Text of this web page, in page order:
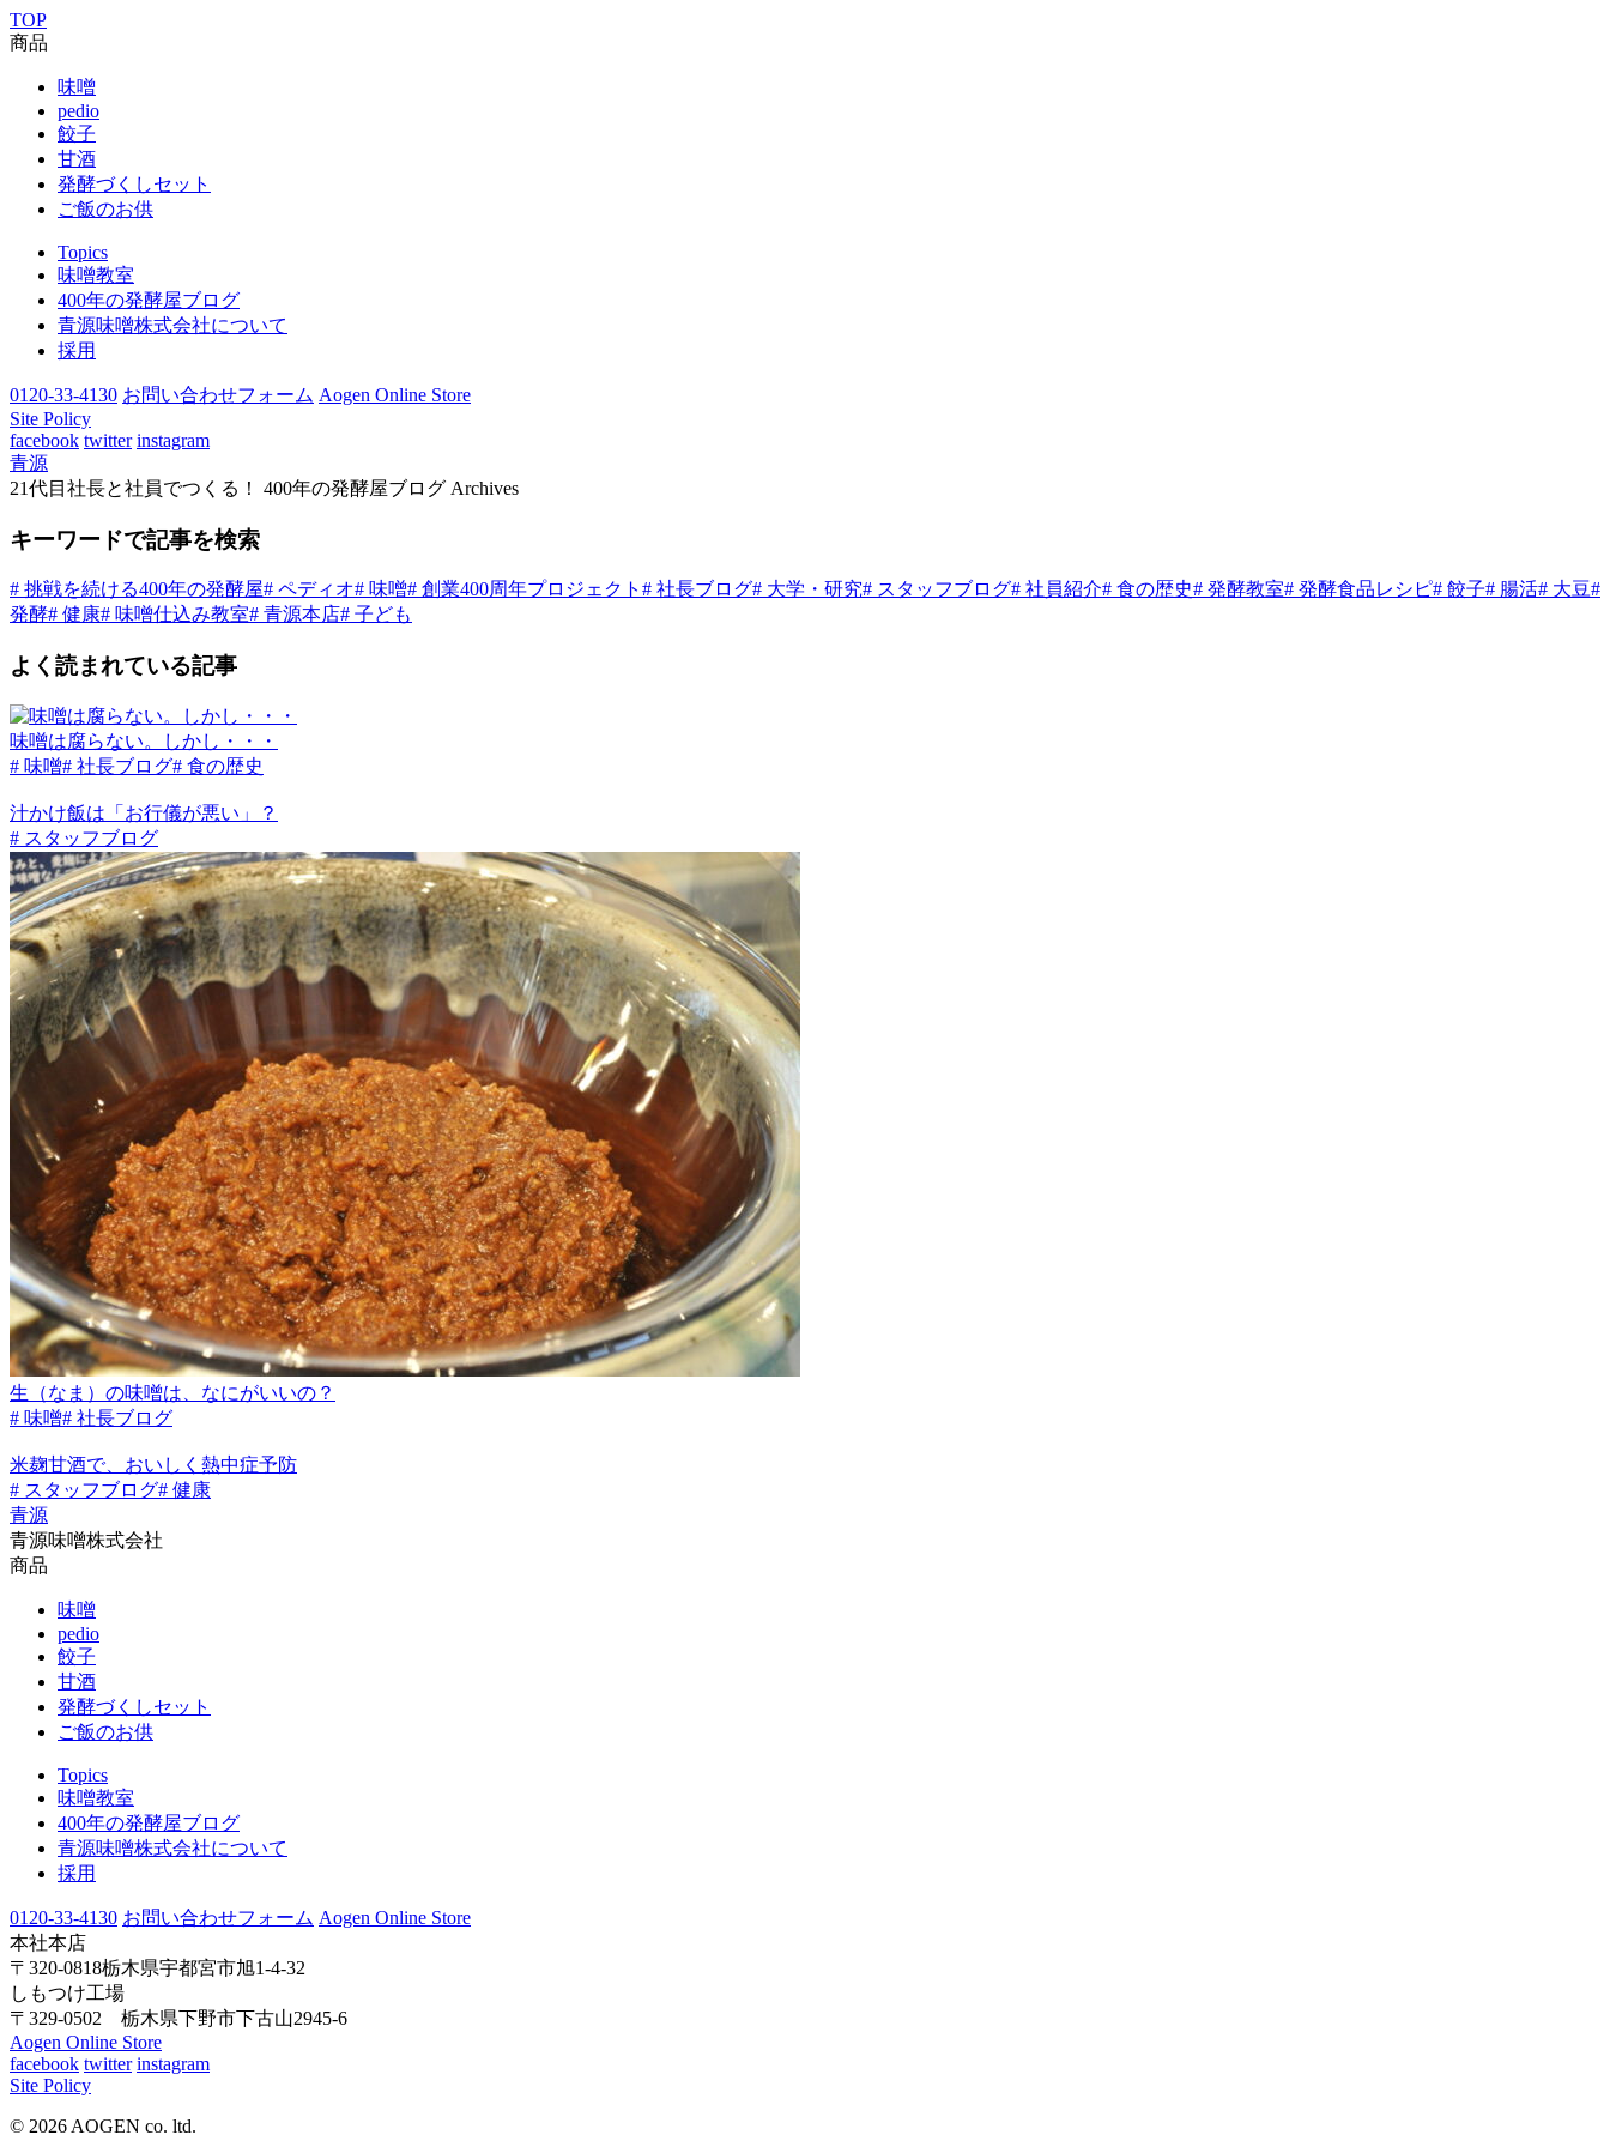
TOP
商品
味噌
pedio
餃子
甘酒
発酵づくしセット
ご飯のお供
Topics
味噌教室
400年の発酵屋ブログ
青源味噌株式会社について
採用
0120-33-4130 お問い合わせフォーム Aogen Online Store
Site Policy
facebook twitter instagram
青源
21代目社長と社員でつくる！ 400年の発酵屋ブログ Archives
キーワードで記事を検索
# 挑戦を続ける400年の発酵屋# ペディオ# 味噌# 創業400周年プロジェクト # 社長ブログ# 大学・研究# スタッフブログ# 社員紹介# 食の歴史# 発酵教室# 発酵食品レシピ# 餃子# 腸活# 大豆#
発酵# 健康# 味噌仕込み教室# 青源本店# 子ども
よく読まれている記事
味噌は腐らない。しかし・・・
# 味噌# 社長ブログ# 食の歴史
汁かけ飯は「お行儀が悪い」？
# スタッフブログ
生（なま）の味噌は、なにがいいの？
# 味噌# 社長ブログ
米麹甘酒で、おいしく熱中症予防
# スタッフブログ# 健康
青源
青源味噌株式会社
商品
味噌
pedio
餃子
甘酒
発酵づくしセット
ご飯のお供
Topics
味噌教室
400年の発酵屋ブログ
青源味噌株式会社について
採用
0120-33-4130 お問い合わせフォーム Aogen Online Store
本社本店
〒320-0818栃木県宇都宮市旭1-4-32
しもつけ工場
〒329-0502 栃木県下野市下古山2945-6
Aogen Online Store
facebook twitter instagram
Site Policy
© 2026 AOGEN co. ltd.